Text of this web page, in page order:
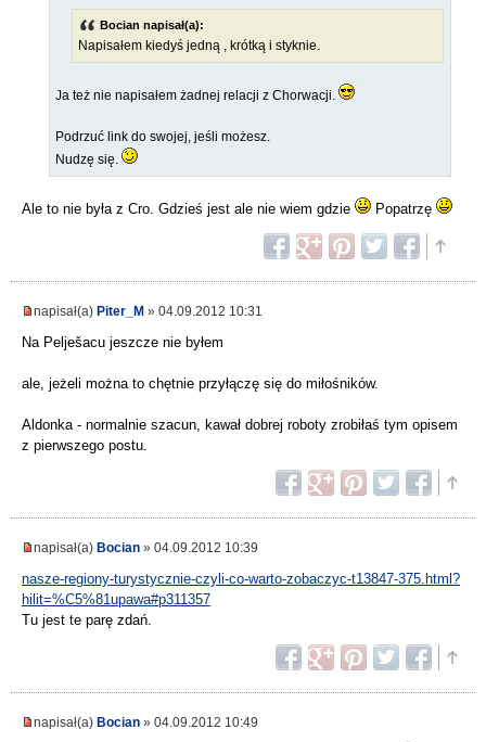
Bocian napisał(a):
Napisałem kiedyś jedną , krótką i styknie.
Ja też nie napisałem żadnej relacji z Chorwacji.
Podrzuć link do swojej, jeśli możesz.
Nudzę się.
Ale to nie była z Cro. Gdzieś jest ale nie wiem gdzie Popatrzę
napisał(a) Piter_M » 04.09.2012 10:31
Na Pelješacu jeszcze nie byłem
ale, jeżeli można to chętnie przyłączę się do miłośników.
Aldonka - normalnie szacun, kawał dobrej roboty zrobiłaś tym opisem
z pierwszego postu.
napisał(a) Bocian » 04.09.2012 10:39
nasze-regiony-turystycznie-czyli-co-warto-zobaczyc-t13847-375.html?
hilit=%C5%81upawa#p311357
Tu jest te parę zdań.
napisał(a) Bocian » 04.09.2012 10:49